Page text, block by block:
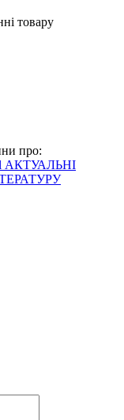
товару
про:
АКТУАЛЬНІ